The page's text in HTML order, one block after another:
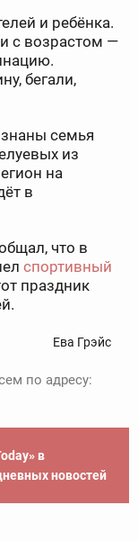
и ребёнка.
с возрастом —
бегали,
семья
из
на
в
что в
спортивный
праздник
Ева Грэйс
по адресу:
в
новостей